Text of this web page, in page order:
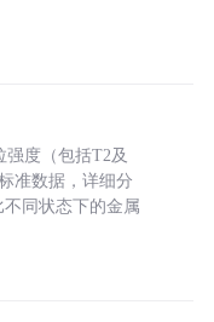
度（包括T2及
准数据，详细分
同状态下的金属